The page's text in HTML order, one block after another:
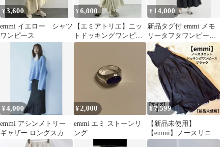
¥3,600
emmi イエロー シャツ
ワンピース
¥6,000
【エミアトリエ】ニッ
トドッキングワンピー
ス
¥ 14,000
新品タグ付 emmi メモ
リータフタワンピース
ブラック
¥4,000
emmi アシンメトリー
ギャザー ロングスカー
ト ダークブラウン
¥2,000
emmi エミ ストーンリ
ング
¥7,599
【新品未使用】
【emmi】ノースリニッ
トドッキングワンピー